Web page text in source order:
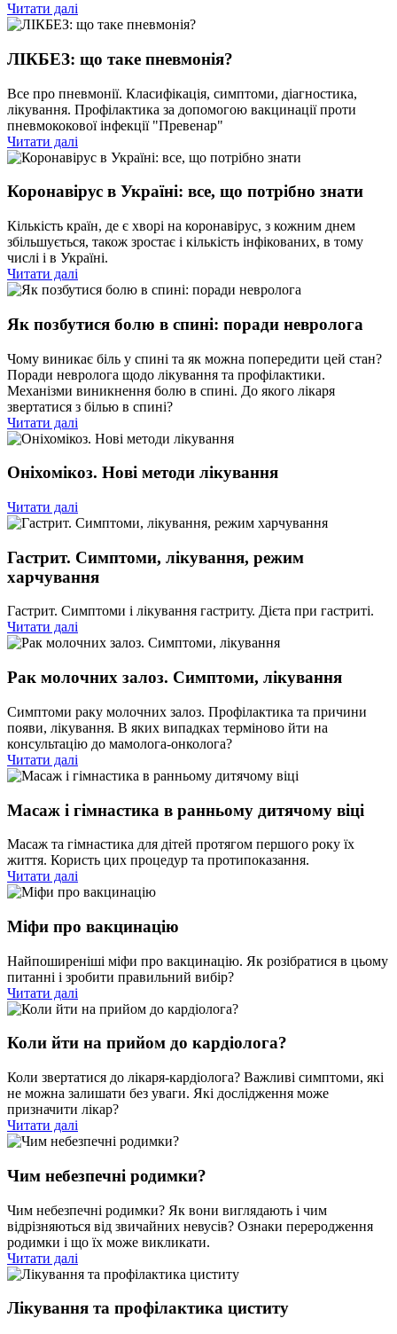
Читати далі
ЛІКБЕЗ: що таке пневмонія?
Все про пневмонії. Класифікація, симптоми, діагностика,
лікування. Профілактика за допомогою вакцинації проти
пневмококової інфекції "Превенар"
Читати далі
Коронавірус в Україні: все, що потрібно знати
Кількість країн, де є хворі на коронавірус, з кожним днем ​​
збільшується, також зростає і кількість інфікованих, в тому
числі і в Україні.
Читати далі
Як позбутися болю в спині: поради невролога
Чому виникає біль у спині та як можна попередити цей стан?
Поради невролога щодо лікування та профілактики.
Механізми виникнення болю в спині. До якого лікаря
звертатися з білью в спині?
Читати далі
Оніхомікоз. Нові методи лікування
Читати далі
Гастрит. Симптоми, лікування, режим
харчування
Гастрит. Симптоми і лікування гастриту. Дієта при гастриті.
Читати далі
Рак молочних залоз. Симптоми, лікування
Симптоми раку молочних залоз. Профілактика та причини
появи, лікування. В яких випадках терміново йти на
консультацію до мамолога-онколога?
Читати далі
Масаж і гімнастика в ранньому дитячому віці
Масаж та гімнастика для дітей протягом першого року їх
життя. Користь цих процедур та протипоказання.
Читати далі
Міфи про вакцинацію
Найпоширеніші міфи про вакцинацію. Як розібратися в цьому
питанні і зробити правильний вибір?
Читати далі
Коли йти на прийом до кардіолога?
Коли звертатися до лікаря-кардіолога? Важливі симптоми, які
не можна залишати без уваги. Які дослідження може
призначити лікар?
Читати далі
Чим небезпечні родимки?
Чим небезпечні родимки? Як вони виглядають і чим
відрізняються від звичайних невусів? Ознаки переродження
родимки і що їх може викликати.
Читати далі
Лікування та профілактика циститу